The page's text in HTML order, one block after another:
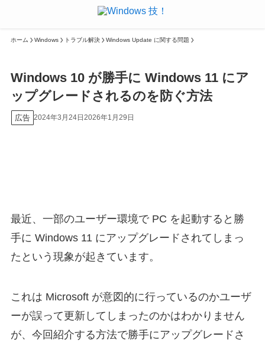
ホーム Windows トラブル解決 Windows Update に関する問題
Windows 10 が勝手に Windows 11 にア
ップグレードされるのを防ぐ方法
広告 2024年3月24日2026年1月29日
最近、一部のユーザー環境で PC を起動すると勝
手に Windows 11 にアップグレードされてしまっ
たという現象が起きています。
これは Microsoft が意図的に行っているのかユーザ
ーが誤って更新してしまったのかはわかりません
が、今回紹介する方法で勝手にアップグレードさ